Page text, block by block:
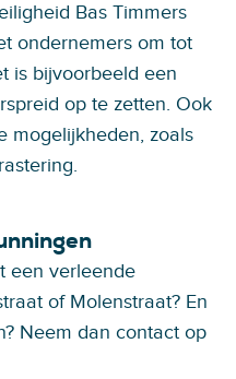
Bas Timmers
ondernemers om tot
is bijvoorbeeld een
op te zetten. Ook
mogelijkheden, zoals
een verleende
of Molenstraat? En
Neem dan contact op